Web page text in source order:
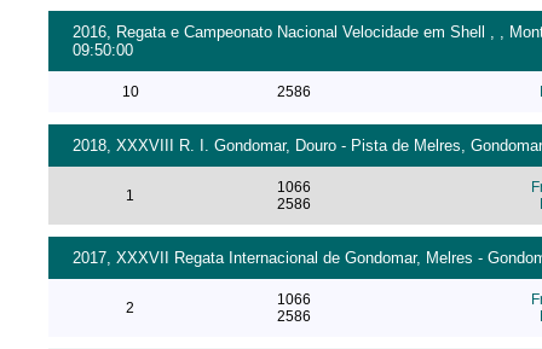
2016, Regata e Campeonato Nacional Velocidade em Shell , ,
09:50:00
10 2586
2018, XXXVIII R. I. Gondomar, Douro - Pista de Melres,
1
1066
2586
2017, XXXVII Regata Internacional de Gondomar, Melres -
2
1066
2586